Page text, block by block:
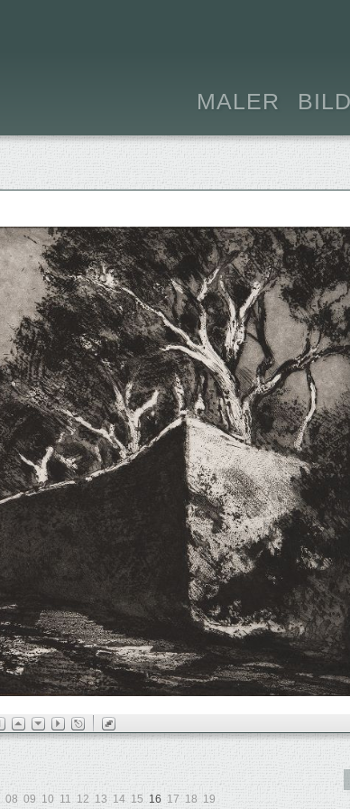
MALER
08 09 10 11 12 13 14 15 16 17 18 19